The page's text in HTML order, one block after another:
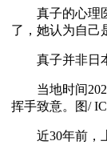
真子的心理医
了，她认为自己
真子并非日本
当地时间2021
挥手致意。图/
近30年前，上